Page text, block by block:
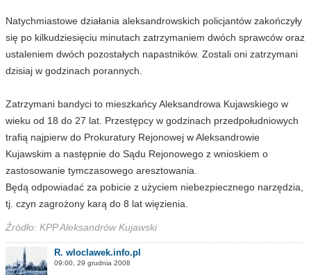
Natychmiastowe działania aleksandrowskich policjantów zakończyły
się po kilkudziesięciu minutach zatrzymaniem dwóch sprawców oraz
ustaleniem dwóch pozostałych napastników. Zostali oni zatrzymani
dzisiaj w godzinach porannych.
Zatrzymani bandyci to mieszkańcy Aleksandrowa Kujawskiego w
wieku od 18 do 27 lat. Przestępcy w godzinach przedpołudniowych
trafią najpierw do Prokuratury Rejonowej w Aleksandrowie
Kujawskim a następnie do Sądu Rejonowego z wnioskiem o
zastosowanie tymczasowego aresztowania.
Będą odpowiadać za pobicie z użyciem niebezpiecznego narzędzia,
tj. czyn zagrożony karą do 8 lat więzienia.
Źródło: KPP Aleksandrów Kujawski
R. wloclawek.info.pl
09:00, 29 grudnia 2008